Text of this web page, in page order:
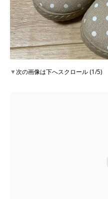
▼次の画像は下へスクロール (1/5)